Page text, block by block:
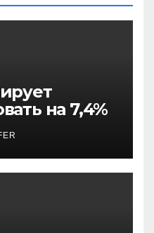
на 7,4%
и